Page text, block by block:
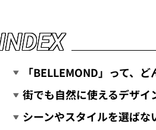
NDEX
「BELLEMOND」って、
街でも自然に使えるデザイ
シーンやスタイルを選ばな